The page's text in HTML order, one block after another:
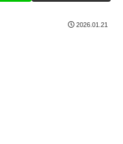
2026.01.21